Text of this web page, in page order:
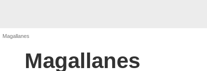
Magallanes
Magallanes